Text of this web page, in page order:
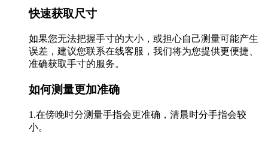
快速获取尺寸
如果您无法把握手寸的大小，或担心自己测量可能产生
误差，建议您联系在线客服，我们将为您提供更便捷、
准确获取手寸的服务。
如何测量更加准确
1.在傍晚时分测量手指会更准确，清晨时分手指会较
小。